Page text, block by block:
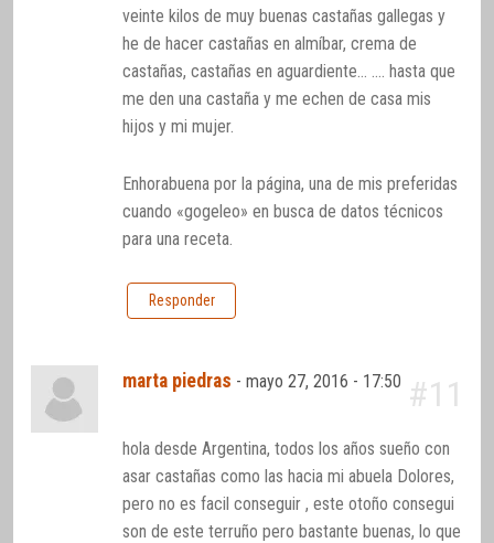
veinte kilos de muy buenas castañas gallegas y
he de hacer castañas en almíbar, crema de
castañas, castañas en aguardiente… …. hasta que
me den una castaña y me echen de casa mis
hijos y mi mujer.
Enhorabuena por la página, una de mis preferidas
cuando «gogeleo» en busca de datos técnicos
para una receta.
Responder
marta piedras -mayo 27, 2016 - 17:50 #11
hola desde Argentina, todos los años sueño con
asar castañas como las hacia mi abuela Dolores,
pero no es facil conseguir , este otoño consegui
son de este terruño pero bastante buenas, lo que